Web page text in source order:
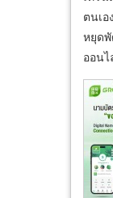
ตนเ
หยุด
ออน